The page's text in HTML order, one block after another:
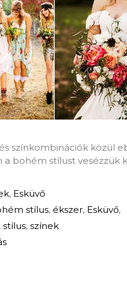
színkombinációk közül
a bohém stílust vesézzük
, Esküvő
stílus, ékszer, Esküvő,
stílus, színek